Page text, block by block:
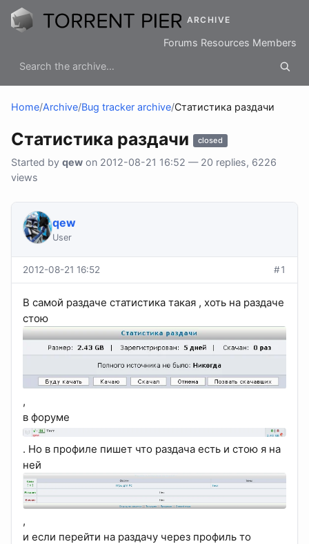
ARCHIVE
Forums Resources Members
Home/Archive/Bug tracker archive/Статистика раздачи
Статистика раздачи closed
Started by qew on 2012-08-21 16:52 — 20 replies, 6226
views
qew
User
2012-08-21 16:52 #1
В самой раздаче статистика такая , хоть на раздаче
стою
,
в форуме
. Но в профиле пишет что раздача есть и стою я на
ней
,
и если перейти на раздачу через профиль то